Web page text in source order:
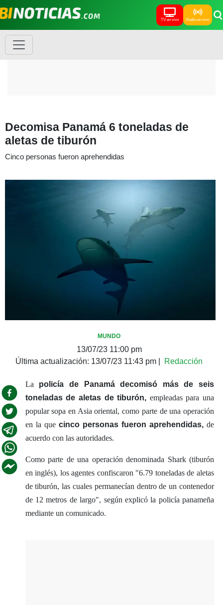
TV en vivo Radio en vivo
Decomisa Panamá 6 toneladas de
aletas de tiburón
Cinco personas fueron aprehendidas
MUNDO
13/07/23 11:00 pm
Última actualización: 13/07/23 11:43 pm Redacción
La policía de Panamá
decomisó más de seis
toneladas de aletas de tiburón, empleadas para una
popular sopa en Asia oriental, como parte de una operación
en la que cinco personas fueron aprehendidas, de
acuerdo con las autoridades.
Como parte de una operación denominada Shark (tiburón
en inglés), los agentes confiscaron "6.79 toneladas de aletas
de tiburón, las cuales permanecían dentro de un contenedor
de 12 metros de largo", según explicó la policía panameña
mediante un comunicado.